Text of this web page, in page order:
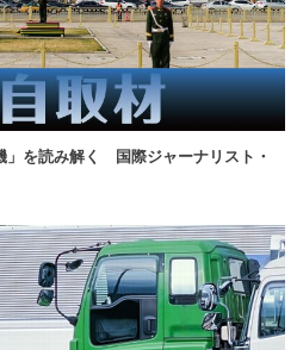
」を読み解く 国際ジャーナリスト・